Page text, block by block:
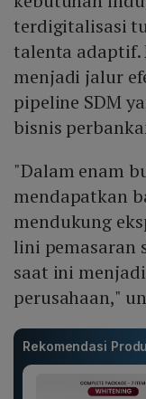
terdigitalisasi
talenta adaptif.
menjadi jalur
pipeline SDM
bisnis
"Dalam enam
mendapatkan
mendukung
lini pemasaran
saat ini
perusahaan,"
Rekomendasi